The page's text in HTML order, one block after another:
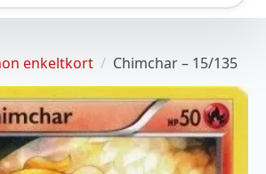
enkeltkort Chimchar – 15/135